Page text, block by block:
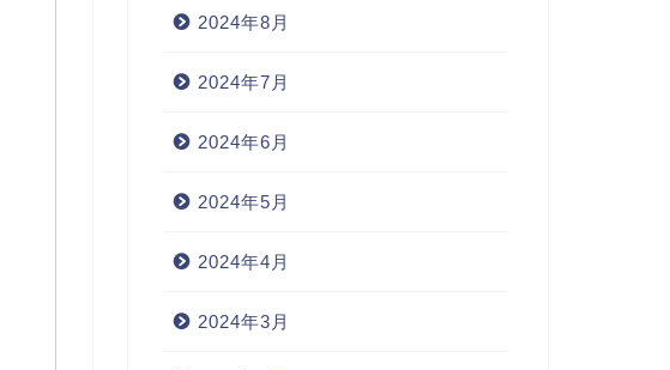
2024年8月
2024年7月
2024年6月
2024年5月
2024年4月
2024年3月